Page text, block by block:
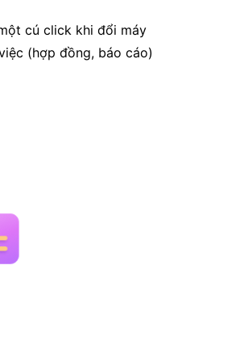
cú click khi đổi máy
(hợp đồng, báo cáo)